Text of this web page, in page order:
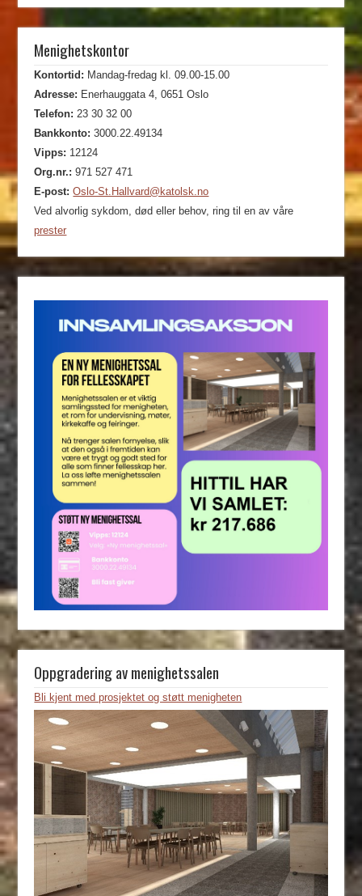
Menighetskontor
Kontortid: Mandag-fredag kl. 09.00-15.00
Adresse: Enerhauggata 4, 0651 Oslo
Telefon: 23 30 32 00
Bankkonto: 3000.22.49134
Vipps: 12124
Org.nr.: 971 527 471
E-post: Oslo-St.Hallvard@katolsk.no
Ved alvorlig sykdom, død eller behov, ring til en av våre
prester
Oppgradering av menighetssalen
Bli kjent med prosjektet og støtt menigheten